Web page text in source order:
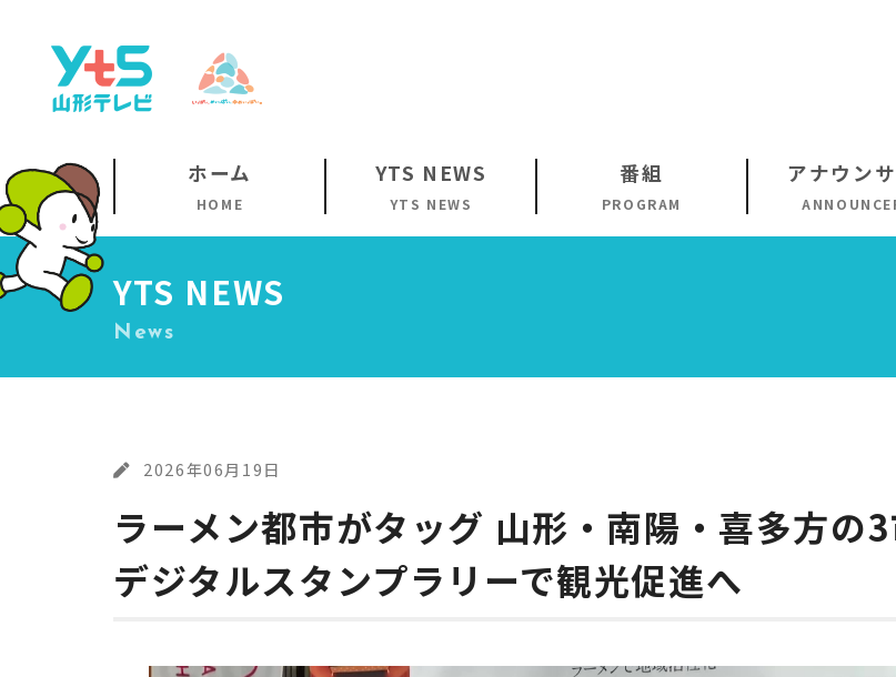
ホーム
HOME
YTS NEWS
YTS NEWS
番組
PROGRAM
アナウン
YTS NEWS
News
2026年06月19日
ラーメン都市がタッグ 山形・南陽・喜多方の
デジタルスタンプラリーで観光促進へ